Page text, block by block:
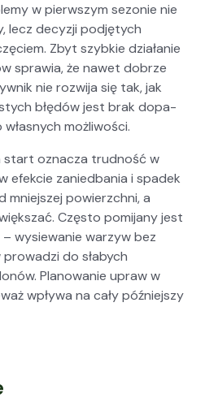
w pier­wszym sezonie nie
lecz decyzji pod­ję­tych
Zbyt szy­bkie dzi­ałanie
spraw­ia, że nawet dobrze
nie rozwi­ja się tak, jak
błędów jest brak dopa­
możli­woś­ci.
start oznacza trud­ność w
efek­cie zanied­ba­nia i spadek
mniejszej powierzch­ni, a
Częs­to pomi­jany jest
wysiewanie warzyw bez
do słabych
Planowanie upraw w
wpły­wa na cały późniejszy